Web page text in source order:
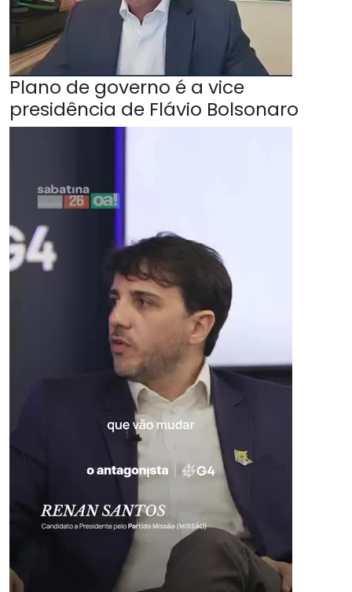
Plano de governo é a vice
presidência de Flávio Bolsonaro